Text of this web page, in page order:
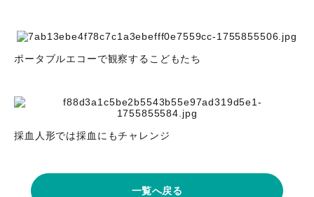
ポータブルエコーで観察するこどもたち
採血人形では採血にもチャレンジ
一覧へ戻る